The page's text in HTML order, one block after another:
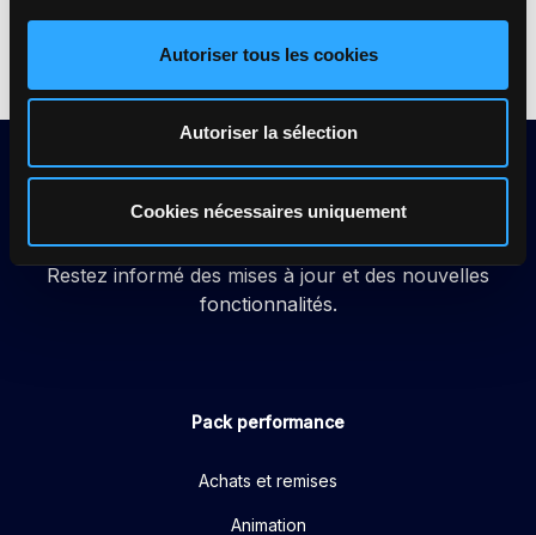
Autoriser tous les cookies
Autoriser la sélection
Cookies nécessaires uniquement
Restez informé des mises à jour et des nouvelles
fonctionnalités.
Pack performance
Achats et remises
Animation